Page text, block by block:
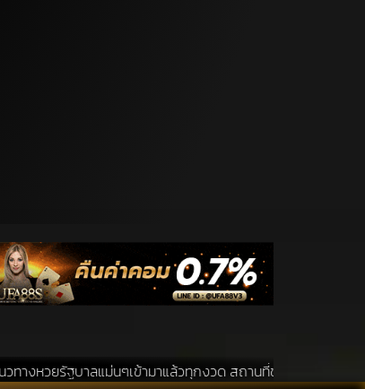
าลแม่นๆเข้ามาแล้วทุกงวด สถานที่ขอหวยเป็นสถานที่ ที่ได้